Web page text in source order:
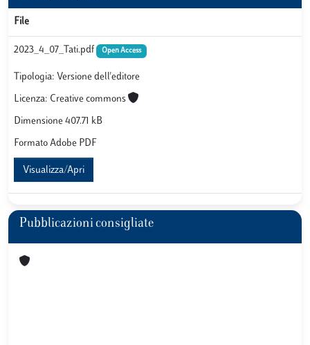
File
2023_4_07_Tati.pdf Open Access
Tipologia: Versione dell'editore
Licenza: Creative commons
Dimensione 407.71 kB
Formato Adobe PDF
Visualizza/Apri
Pubblicazioni consigliate